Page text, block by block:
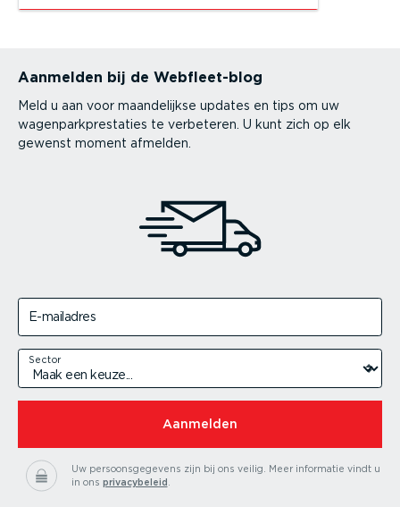
Aanmelden bij de Webfleet-blog
Meld u aan voor maandelijkse updates en tips om uw
wagenparkprestaties te verbeteren. U kunt zich op elk
gewenst moment afmelden.
E-mailadres
Sector
Aanmelden
Uw persoonsgegevens zijn bij ons veilig. Meer informatie vindt u
in ons privacybeleid.